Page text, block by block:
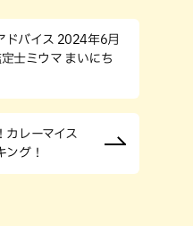
ドバイス 2024年6月
士ミウマ まいにち
カレーマイス
ング！